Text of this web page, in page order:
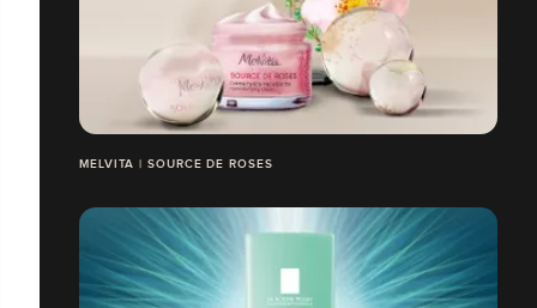
MELVITA | SOURCE DE ROSES